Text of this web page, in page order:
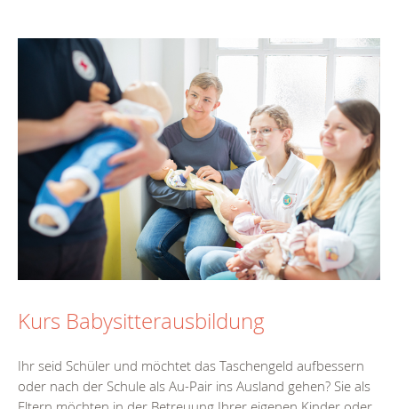
Kurs Babysitterausbildung
Ihr seid Schüler und möchtet das Taschengeld aufbessern
oder nach der Schule als Au-Pair ins Ausland gehen? Sie als